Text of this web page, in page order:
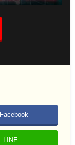
Facebook
LINE